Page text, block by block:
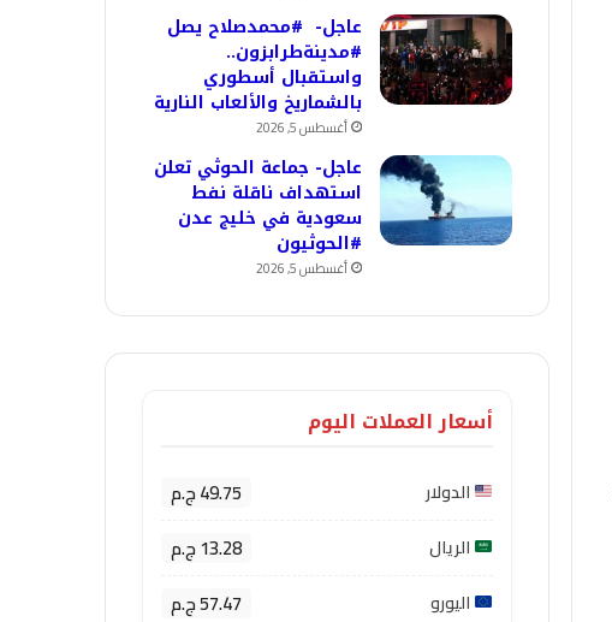
عاجل- #محمدصلاح يصل
#مدينةطرابزون..
واستقبال أسطوري
بالشماريخ والألعاب النارية
أغسطس 5, 2026
عاجل- جماعة الحوثي تعلن
استهداف ناقلة نفط
سعودية في خليج عدن
#الحوثيون
أغسطس 5, 2026
أسعار العملات اليوم
الدولار 49.75 ج.م
الريال 13.28 ج.م
اليورو 57.47 ج.م